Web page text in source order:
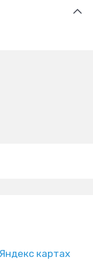
картах